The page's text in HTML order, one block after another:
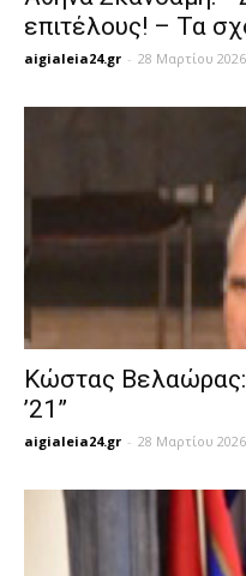
επιτέλους! – Τα
aigialeia24.gr - 28 Μαρτίου 2026
Κώστας Βελαώρας:
’21”
aigialeia24.gr - 28 Μαρτίου 2026